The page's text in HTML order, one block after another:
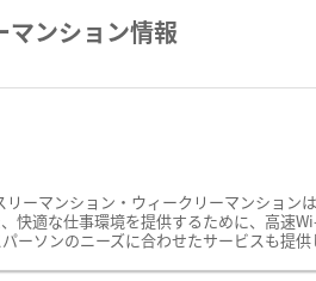
マンション情報
ーマンション・ウィークリーマンション
快適な仕事環境を提供するために、高速
ソンのニーズに合わせたサービスも提供